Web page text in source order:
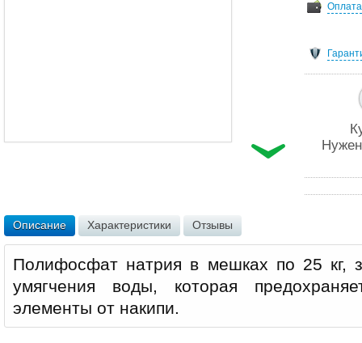
Оплата
Описание Характеристики Отзывы
Полифосфат натрия в мешках по 25 кг,
умягчения воды, которая
элементы от накипи.